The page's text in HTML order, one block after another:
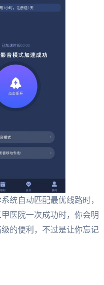
统自动匹配最优线路时，
医院一次成功时，你会明
的便利，不过是让你忘记